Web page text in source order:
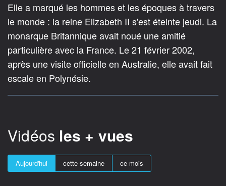
Elle a marqué les hommes et les époques à travers
le monde : la reine Elizabeth II s'est éteinte jeudi. La
monarque Britannique avait noué une amitié
particulière avec la France. Le 21 février 2002,
après une visite officielle en Australie, elle avait fait
escale en Polynésie.
Vidéos les + vues
Aujourd'hui cette semaine ce mois